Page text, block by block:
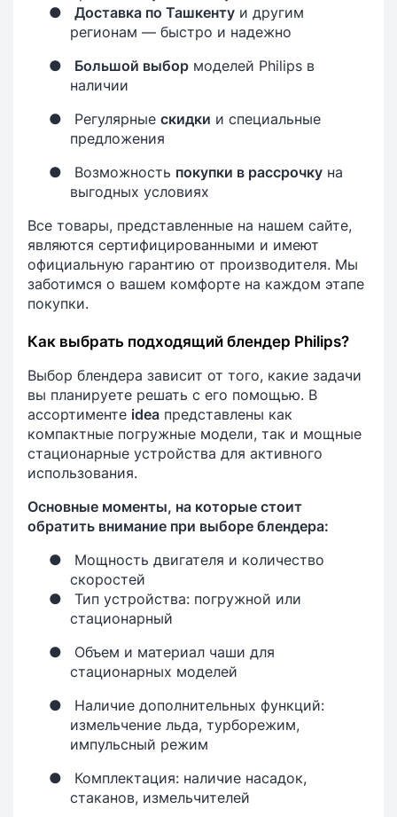
●
Доставка по Ташкенту и другим
регионам — быстро и надежно
●
Большой выбор моделей Philips в
наличии
●
Регулярные скидки и специальные
предложения
●
Возможность покупки в рассрочку на
выгодных условиях
Все товары, представленные на нашем сайте,
являются сертифицированными и имеют
официальную гарантию от производителя. Мы
заботимся о вашем комфорте на каждом этапе
покупки.
Как выбрать подходящий блендер Philips?
Выбор блендера зависит от того, какие задачи
вы планируете решать с его помощью. В
ассортименте idea представлены как
компактные погружные модели, так и мощные
стационарные устройства для активного
использования.
Основные моменты, на которые стоит
обратить внимание при выборе блендера:
●
Мощность двигателя и количество
скоростей
●
Тип устройства: погружной или
стационарный
●
Объем и материал чаши для
стационарных моделей
●
Наличие дополнительных функций:
измельчение льда, турборежим,
импульсный режим
●
Комплектация: наличие насадок,
стаканов, измельчителей